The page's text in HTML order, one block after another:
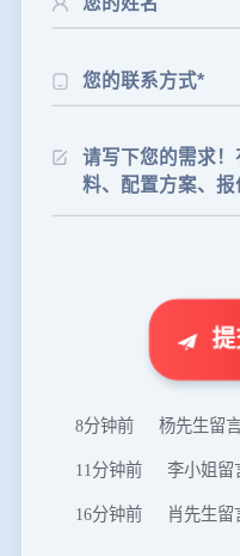
24分钟前 朱先生留
35分钟前 张先生留言：
武先生留
王先生留言：建一
陈先生留言：每小
8分钟前 杨先生留言：
11分钟前 李小姐留言
16分钟前 肖先生留言：